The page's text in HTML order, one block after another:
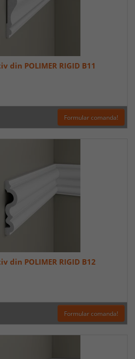
din POLIMER RIGID B11
Formular comanda!
din POLIMER RIGID B12
Formular comanda!